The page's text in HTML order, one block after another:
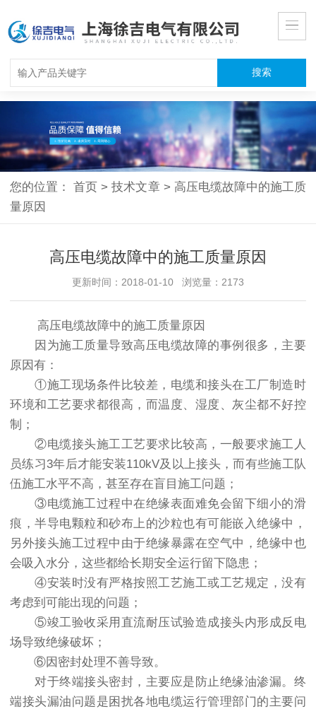
您的位置：首页 > 技术文章 > 高压电缆故障中的施工质
量原因
高压电缆故障中的施工质量原因
更新时间：2018-01-10 浏览量：2173
高压电缆故障中的施工质量原因
因为施工质量导致高压电缆故障的事例很多，主要
原因有：
①施工现场条件比较差，电缆和接头在工厂制造时
环境和工艺要求都很高，而温度、湿度、灰尘都不好控
制；
②电缆接头施工工艺要求比较高，一般要求施工人
员练习3年后才能安装110kV及以上接头，而有些施工队
伍施工水平不高，甚至存在盲目施工问题；
③电缆施工过程中在绝缘表面难免会留下细小的滑
痕，半导电颗粒和砂布上的沙粒也有可能嵌入绝缘中，
另外接头施工过程中由于绝缘暴露在空气中，绝缘中也
会吸入水分，这些都给长期安全运行留下隐患；
④安装时没有严格按照工艺施工或工艺规定，没有
考虑到可能出现的问题；
⑤竣工验收采用直流耐压试验造成接头内形成反电
场导致绝缘破坏；
⑥因密封处理不善导致。
对于终端接头密封，主要应是防止绝缘油渗漏。终
端接头漏油问题是困扰各地电缆运行管理部门的主要问